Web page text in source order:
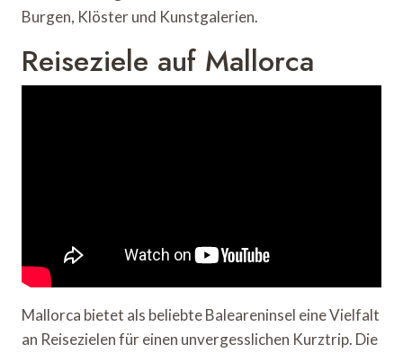
Burgen, Klöster und Kunstgalerien.
Reiseziele auf Mallorca
Mallorca bietet als beliebte Baleareninsel eine Vielfalt
an Reisezielen für einen unvergesslichen Kurztrip. Die